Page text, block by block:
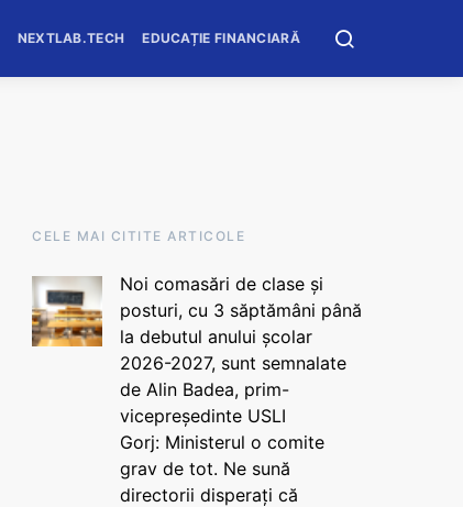
NEXTLAB.TECH EDUCAȚIE FINANCIARĂ
CELE MAI CITITE ARTICOLE
Noi comasări de clase și
posturi, cu 3 săptămâni până
la debutul anului școlar
2026-2027, sunt semnalate
de Alin Badea, prim-
vicepreședinte USLI
Gorj: Ministerul o comite
grav de tot. Ne sună
directorii disperați că